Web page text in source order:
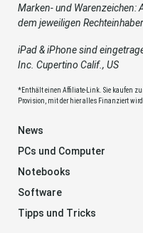
Marken- und Warenzeichen:
dem jeweiligen
iPad & iPhone sind
Inc. Cupertino Calif., US
*Enthält einen Affiliate-Link. Sie kaufen
Provision, mit der hier alles Finanziert
News
PCs und Computer
Notebooks
Software
Tipps und Tricks